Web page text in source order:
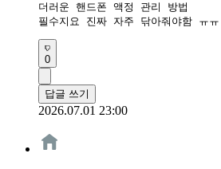
더러운 핸드폰 액정 관리 방법
필수지요 진짜 자주 닦아줘야함 ㅠㅠ
0
답글 쓰기
2026.07.01 23:00